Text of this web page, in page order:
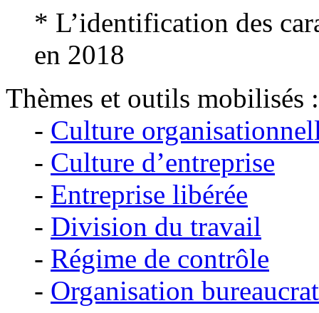
* L’identification des
en 2018
Thèmes et outils mobilisés :
- Culture
- Culture d’entreprise
- Entreprise libérée
- Division du travail
- Régime de contrôle
- Organisation